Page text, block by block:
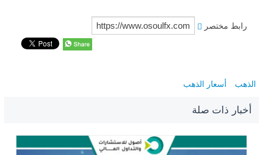
رابط مختصر
الذهب أسعار الذهب
أخبار ذات صلة